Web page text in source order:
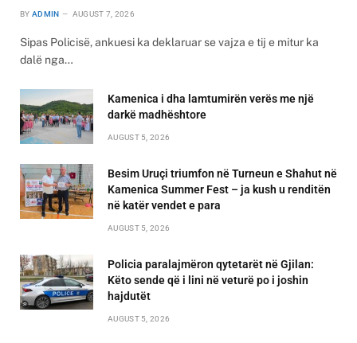
BY ADMIN AUGUST 7, 2026
Sipas Policisë, ankuesi ka deklaruar se vajza e tij e mitur ka
dalë nga…
Kamenica i dha lamtumirën verës me një
darkë madhështore
AUGUST 5, 2026
Besim Uruçi triumfon në Turneun e Shahut në
Kamenica Summer Fest – ja kush u renditën
në katër vendet e para
AUGUST 5, 2026
Policia paralajmëron qytetarët në Gjilan:
Këto sende që i lini në veturë po i joshin
hajdutët
AUGUST 5, 2026